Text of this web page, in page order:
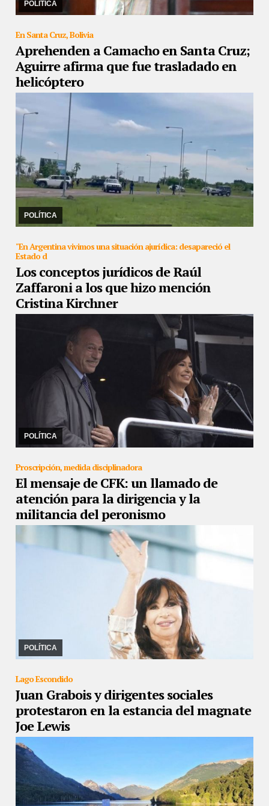
POLÍTICA
En Santa Cruz, Bolivia
Aprehenden a Camacho en Santa Cruz;
Aguirre afirma que fue trasladado en
helicóptero
POLÍTICA
28/12/2022 Testigos afirmaron que los uniformados encañonaron
a Camacho luego de utilizar agentes químicos. Es por la
investigación de la causa Golpe l.
"En Argentina vivimos una situación ajurídica: desapareció el
Estado d
Los conceptos jurídicos de Raúl
Zaffaroni a los que hizo mención
Cristina Kirchner
POLÍTICA
En el acto en Avellaneda, la vicepresidenta hizo
mención al fallo de la Corte Suprema respecto a la coparticipación
federal, al definir que en el paí ...
Proscripción, medida disciplinadora
El mensaje de CFK: un llamado de
atención para la dirigencia y la
militancia del peronismo
POLÍTICA
La vicepresidenta pidió a la dirigencia que "saque el
bastón de mariscal" y que "deje de esperar una solución que baje
del cielo". Las indirectas sob ...
Lago Escondido
Juan Grabois y dirigentes sociales
protestaron en la estancia del magnate
Joe Lewis